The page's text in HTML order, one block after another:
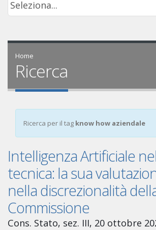
Home
Ricerca
Ricerca per il tag know how aziendale
Intelligenza Artificiale
tecnica: la sua
nella discrezionalità
Commissione
Cons. Stato, sez. III, 20 ottobre